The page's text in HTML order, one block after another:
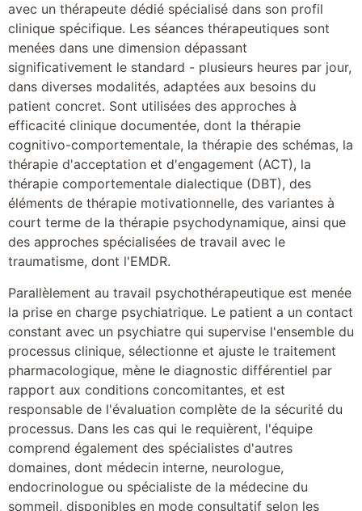
avec un thérapeute dédié spécialisé dans son profil
clinique spécifique. Les séances thérapeutiques sont
menées dans une dimension dépassant
significativement le standard - plusieurs heures par jour,
dans diverses modalités, adaptées aux besoins du
patient concret. Sont utilisées des approches à
efficacité clinique documentée, dont la thérapie
cognitivo-comportementale, la thérapie des schémas, la
thérapie d'acceptation et d'engagement (ACT), la
thérapie comportementale dialectique (DBT), des
éléments de thérapie motivationnelle, des variantes à
court terme de la thérapie psychodynamique, ainsi que
des approches spécialisées de travail avec le
traumatisme, dont l'EMDR.
Parallèlement au travail psychothérapeutique est menée
la prise en charge psychiatrique. Le patient a un contact
constant avec un psychiatre qui supervise l'ensemble du
processus clinique, sélectionne et ajuste le traitement
pharmacologique, mène le diagnostic différentiel par
rapport aux conditions concomitantes, et est
responsable de l'évaluation complète de la sécurité du
processus. Dans les cas qui le requièrent, l'équipe
comprend également des spécialistes d'autres
domaines, dont médecin interne, neurologue,
endocrinologue ou spécialiste de la médecine du
sommeil, disponibles en mode consultatif selon les